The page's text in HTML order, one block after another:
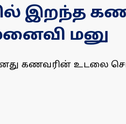
மனு
தனது கணவரின் உடலை